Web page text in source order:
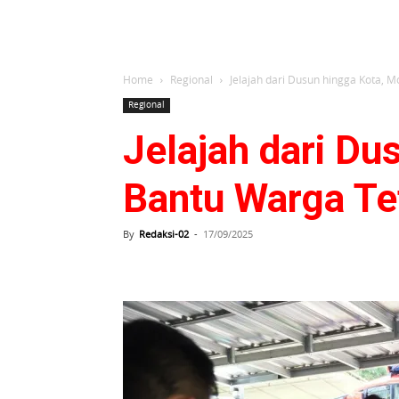
Home Regional Jelajah dari Dusun hingga Kota,
Regional
Jelajah dari
Bantu Warga
By Redaksi-02 - 17/09/2025